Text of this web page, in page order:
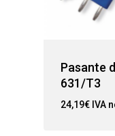
Pasante
631/T3
24,19€ IVA